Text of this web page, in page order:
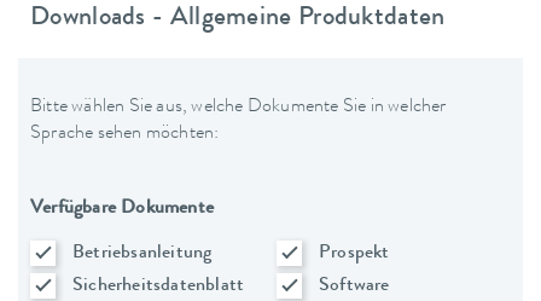
Downloads - Allgemeine Produktdaten
Bitte wählen Sie aus, welche Dokumente Sie in welcher
Sprache sehen möchten:
Verfügbare Dokumente
Betriebsanleitung
Prospekt
Sicherheitsdatenblatt
Software